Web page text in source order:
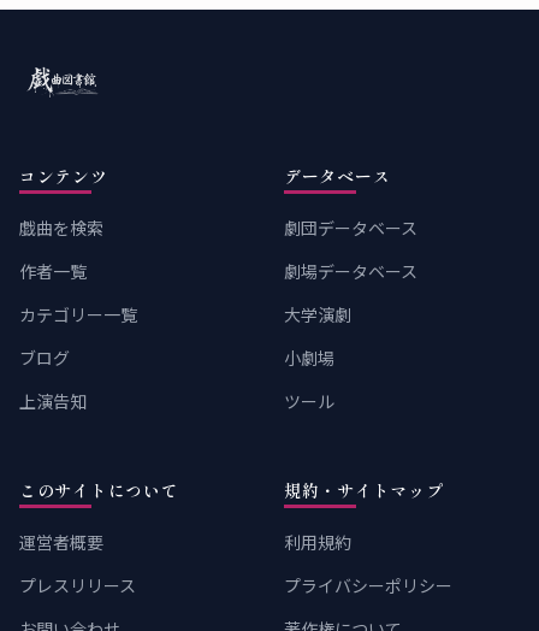
コンテンツ
戯曲を検索
作者一覧
カテゴリー一覧
ブログ
上演告知
データベース
劇団データベース
劇場データベース
大学演劇
小劇場
ツール
このサイトについて
運営者概要
プレスリリース
規約・サイトマップ
利用規約
プライバシーポリシー